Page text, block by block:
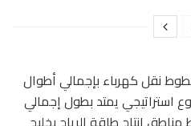
نقل كهرباء بإجمالي أطوال
مشروع استراتيجي يمتد بطول إجمالي